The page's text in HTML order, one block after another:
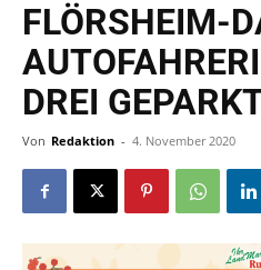
FLÖRSHEIM-
DREI
Von Redaktion - 4. November 2020